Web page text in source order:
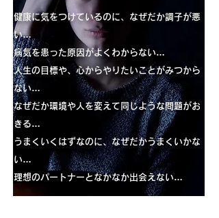
健康に気をつけているのに、なぜだか調子が悪
い…
病気を患った原因がよくわからない…
人生の目標や、心からやりたいことがみつから
ない…
なぜだか環境や人を変えて同じような問題がお
きる…
うまくいくはずなのに、なぜだかうまくいかな
い…
理想のパートナーとなかなか出会えない…